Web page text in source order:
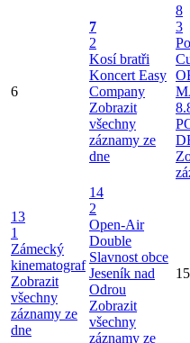
6
7
2
Kosí bratři
Koncert Easy
Company
Zobrazit
všechny
záznamy ze
dne
8
3
13
1
Zámecký
kinematograf
Zobrazit
všechny
záznamy ze
dne
14
2
Open-Air
Double
Slavnost obce
Jeseník nad
Odrou
Zobrazit
všechny
záznamy ze
15